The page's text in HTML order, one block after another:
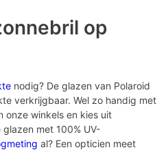
op
nodig? De glazen van Polaroid
verkrijgbaar. Wel zo handig met
onze winkels en kies uit
met 100% UV-
al? Een opticien meet